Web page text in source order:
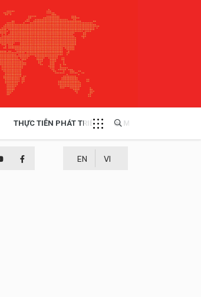
THỰC TIỄN PHÁT TRIỂN MULTIMEDIA
EN VI